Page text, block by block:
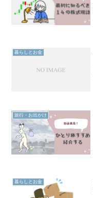
暮らしとお金
旅行・お出かけ
暮らしとお金